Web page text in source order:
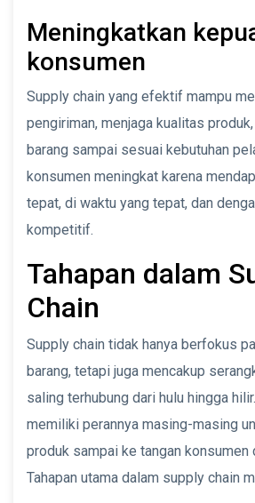
Meningkatkan
konsumen
Supply chain yang efektif mampu
pengiriman, menjaga kualitas
barang sampai sesuai kebutuhan
konsumen meningkat karena
tepat, di waktu yang tepat, dan
kompetitif.
Tahapan dalam
Chain
Supply chain tidak hanya berfokus
barang, tetapi juga mencakup
saling terhubung dari hulu hingga
memiliki perannya masing-masing
produk sampai ke tangan konsumen
Tahapan utama dalam supply chain